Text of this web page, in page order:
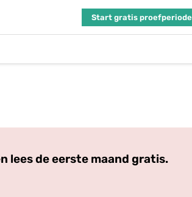
Start gratis proefperiode
lees de eerste maand gratis.